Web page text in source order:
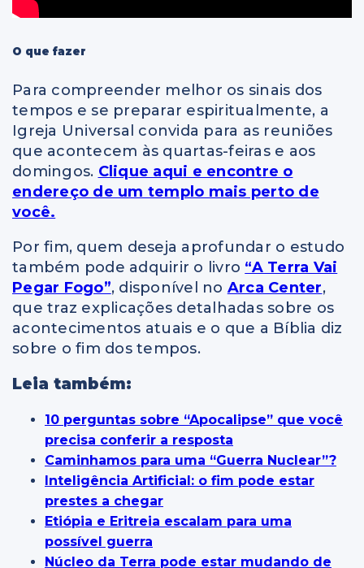
O que fazer
Para compreender melhor os sinais dos
tempos e se preparar espiritualmente, a
Igreja Universal convida para as reuniões
que acontecem às quartas-feiras e aos
domingos. Clique aqui e encontre o
endereço de um templo mais perto de
você.
Por fim, quem deseja aprofundar o estudo
também pode adquirir o livro “A Terra Vai
Pegar Fogo”, disponível no Arca Center,
que traz explicações detalhadas sobre os
acontecimentos atuais e o que a Bíblia diz
sobre o fim dos tempos.
Leia também:
10 perguntas sobre “Apocalipse” que você
precisa conferir a resposta
Caminhamos para uma “Guerra Nuclear”?
Inteligência Artificial: o fim pode estar
prestes a chegar
Etiópia e Eritreia escalam para uma
possível guerra
Núcleo da Terra pode estar mudando de